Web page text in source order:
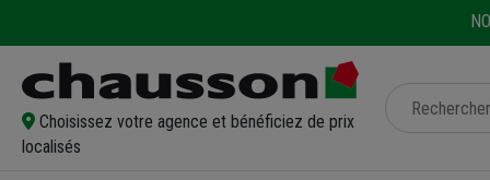
Choisissez votre agence et bénéficiez de prix
localisés